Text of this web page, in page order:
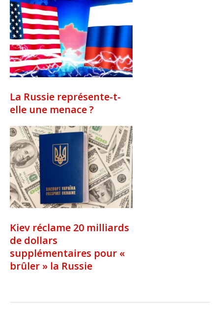
La Russie représente-t-
elle une menace ?
Kiev réclame 20 milliards
de dollars
supplémentaires pour «
brûler » la Russie